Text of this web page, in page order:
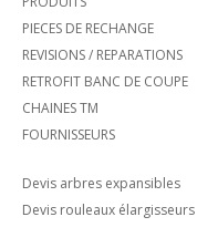
PIECES DE RECHANGE
REVISIONS / REPARATIONS
RETROFIT BANC DE COUPE
CHAINES TM
FOURNISSEURS
Devis arbres expansibles
Devis rouleaux élargisseurs